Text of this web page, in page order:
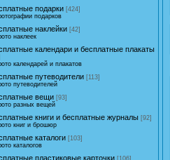
подарки [424]
подарков
наклейки [42]
наклеек
календари и бесплатные плакаты
календарей и плакатов
путеводители [113]
путеводителей
вещи [93]
разных вещей
книги и бесплатные журналы [92]
книг и брошюр
каталоги [103]
каталогов
пластиковые карточки [106]